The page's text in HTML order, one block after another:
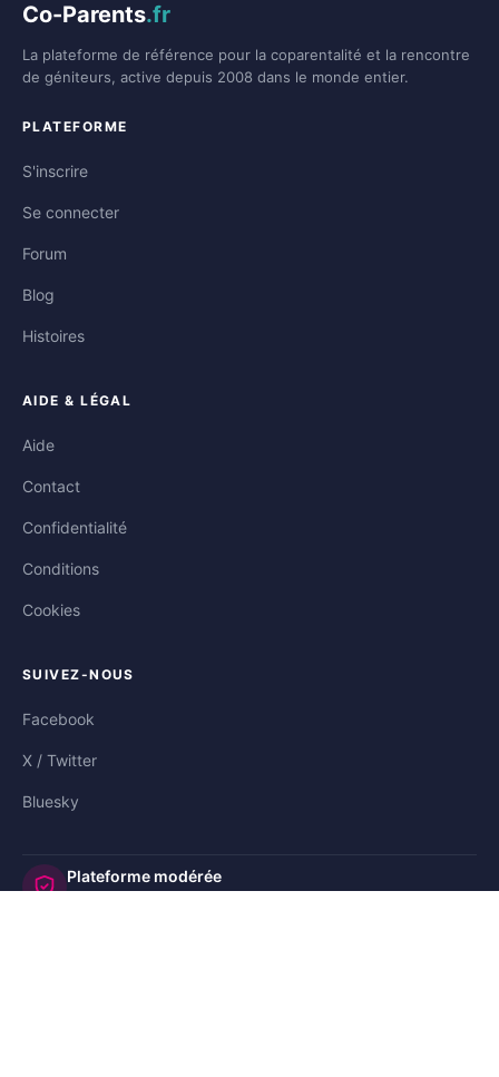
Co-Parents.fr
La plateforme de référence pour la coparentalité et la rencontre
de géniteurs, active depuis 2008 dans le monde entier.
PLATEFORME
S'inscrire
Se connecter
Forum
Blog
Histoires
AIDE & LÉGAL
Aide
Contact
Confidentialité
Conditions
Cookies
SUIVEZ-NOUS
Facebook
X / Twitter
Bluesky
Plateforme modérée